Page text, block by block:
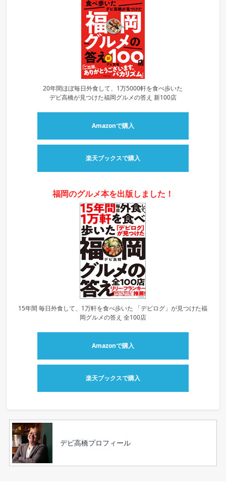
20年間ほぼ毎日外食して、1万5000軒を食べ歩いた
デビ高橋が見つけた福岡グルメの答え 新100店
Amazonで購入
楽天ブックスで購入
福岡のグルメ本を出版しました！
15年間 毎日外食して、1万軒を食べ歩いた 「デビログ」が見つけた福
岡グルメの答え 全100店
Amazonで購入
楽天ブックスで購入
デビ高橋プロフィール